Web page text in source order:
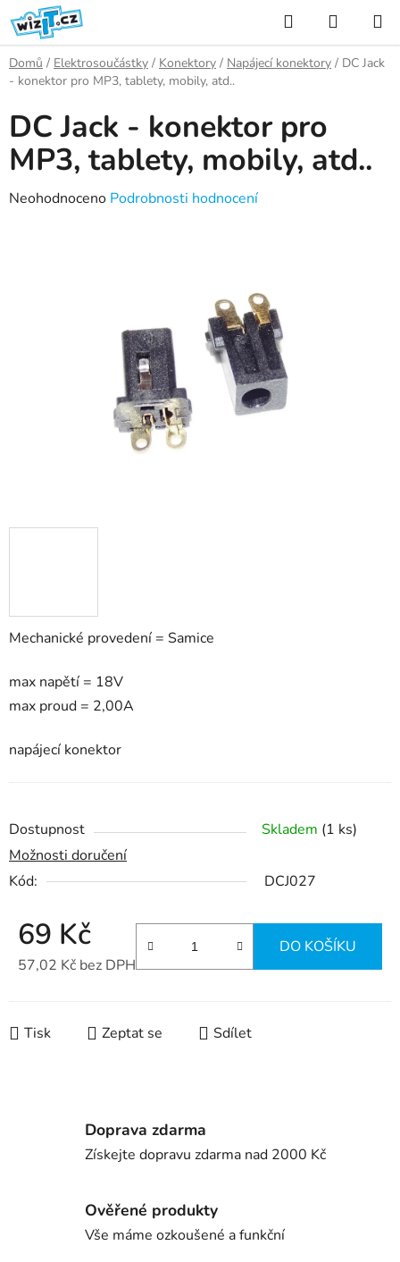
Přejít
na
obsah
Hledat
KOŠÍK
Domů / Elektrosoučástky / Konektory / Napájecí konektory / DC Jack
- konektor pro MP3, tablety, mobily, atd..
Mechanické provedení = Samice
max napětí = 18V
max proud = 2,00A
napájecí konektor
Dostupnost Skladem (1 ks)
Možnosti doručení
Kód:
DCJ027
69 Kč
57,02 Kč bez DPH
DO KOŠÍKU
Tisk Zeptat se Sdílet
DC Jack - konektor pro
MP3, tablety, mobily, atd..
Průměrné
Neohodnoceno Podrobnosti hodnocení
Doprava zdarma
Získejte dopravu zdarma nad 2000 Kč
Ověřené produkty
Vše máme ozkoušené a funkční